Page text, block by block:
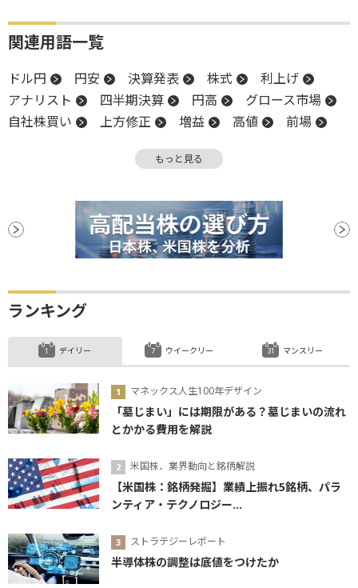
関連用語一覧
ドル円 円安 決算発表 株式
利上げ
アナリスト
四半期決算 円高
グロース市場
自社株買い
上方修正 増益 高値
前場
日銀もっと見る
ランキング
デイリー
マネックス人生100年デザイン
「墓じまい」には期限がある？墓じまいの流れ
とかかる費用を解説
米国株、業界動向と銘柄解説
【米国株：銘柄発掘】業績上振れ5銘柄、パラ
ンティア・テクノロジー...
ストラテジーレポート
半導体株の調整は底値をつけたか
ウイークリー マンスリー